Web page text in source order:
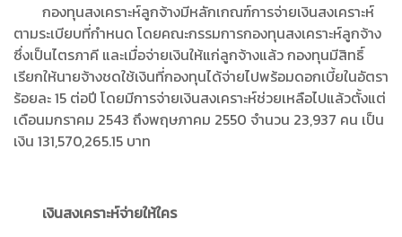
กองทุนสงเคราะห์ลูกจ้างมีหลักเกณฑ์การจ่ายเงินสงเคราะห์
ตามระเบียบที่กำหนด โดยคณะกรรมการกองทุนสงเคราะห์ลูกจ้าง
ซึ่งเป็นไตรภาคี และเมื่อจ่ายเงินให้แก่ลูกจ้างแล้ว กองทุนมีสิทธิ์
เรียกให้นายจ้างชดใช้เงินที่กองทุนได้จ่ายไปพร้อมดอกเบี้ยในอัตรา
ร้อยละ 15 ต่อปี โดยมีการจ่ายเงินสงเคราะห์ช่วยเหลือไปแล้วตั้งแต่
เดือนมกราคม 2543 ถึงพฤษภาคม 2550 จำนวน 23,937 คน เป็น
เงิน 131,570,265.15 บาท
เงินสงเคราะห์จ่ายให้ใคร